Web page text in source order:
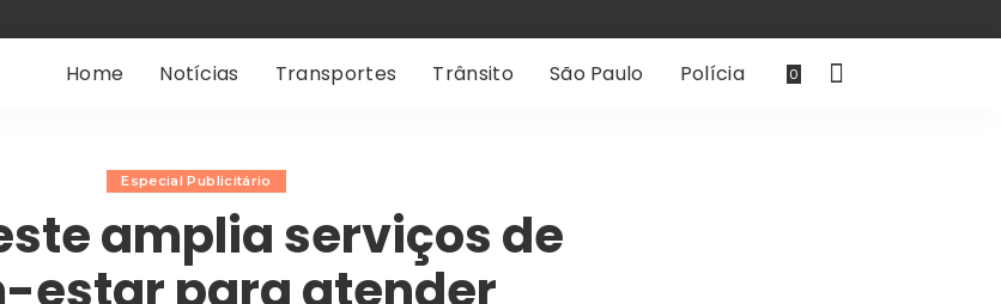
Home Notícias Transportes Trânsito São Paulo Polícia 0
Especial Publicitário
amplia serviços de